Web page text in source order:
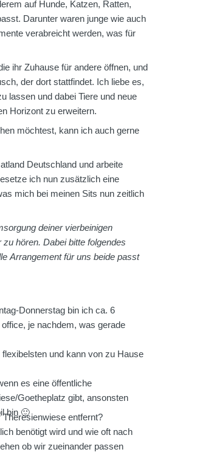
auf Hunde, Katzen, Ratten,
Darunter waren junge wie auch
verabreicht werden, was für
ihr Zuhause für andere öffnen, und
der dort stattfindet. Ich liebe es,
lassen und dabei Tiere und neue
Horizont zu erweitern.
möchtest, kann ich auch gerne
Deutschland und arbeite
ich nun zusätzlich eine
mich bei meinen Sits nun zeitlich
deiner vierbeinigen
hören. Dabei bitte folgendes
Arrangement für uns beide passt
Donnerstag bin ich ca. 6
je nachdem, was gerade
und kann von zu Hause
es eine öffentliche
Goetheplatz gibt, ansonsten
bin 🙂
Theresienwiese entfernt?
benötigt wird und wie oft nach
ob wir zueinander passen